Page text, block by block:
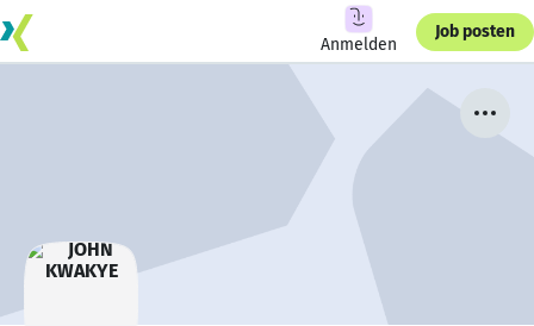
Anmelden
Job posten